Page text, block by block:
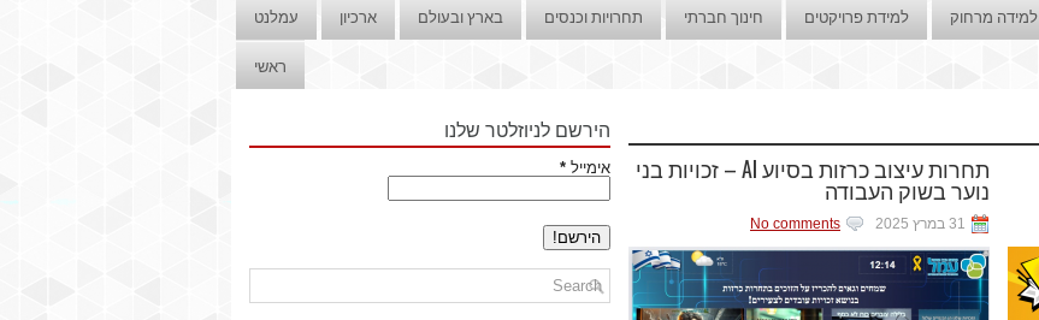
עמלנט ארכיון בארץ ובעולם תחרויות וכנסים חינוך חברתי למידת פרויקטים למידה מרחוק
ראשי
תחרות עיצוב כרזות בסיוע AI – זכויות בני
נוער בשוק העבודה
31 במרץ 2025 No comments
הירשם לניוזלטר שלנו
אימייל *